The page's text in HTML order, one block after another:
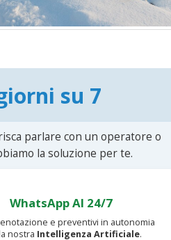
su 7
parlare con un operatore o
la soluzione per te.
WhatsApp AI 24/7
e preventivi in autonomia
nostra Intelligenza Artificiale.